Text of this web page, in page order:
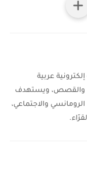
عربية
والقصص، ويستهدف
والاجتماعي،